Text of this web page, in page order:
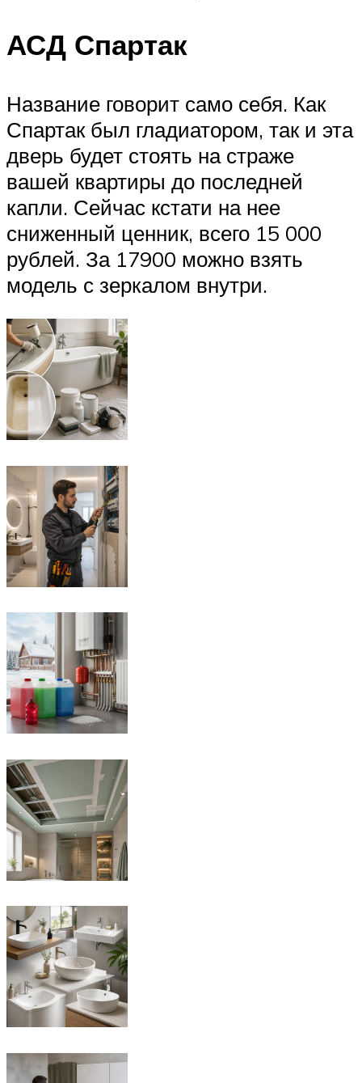
АСД Спартак
Название говорит само себя. Как
Спартак был гладиатором, так и эта
дверь будет стоять на страже
вашей квартиры до последней
капли. Сейчас кстати на нее
сниженный ценник, всего 15 000
рублей. За 17900 можно взять
модель с зеркалом внутри.